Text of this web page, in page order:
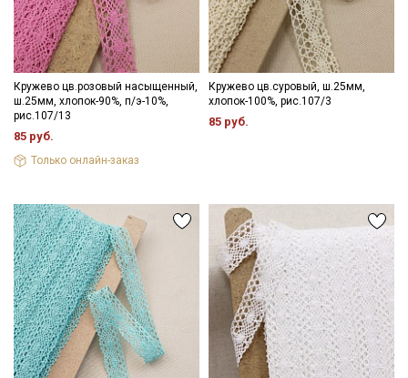
Кружево цв.розовый насыщенный,
ш.25мм, хлопок-90%, п/э-10%,
рис.107/13
85 руб.
Только онлайн-заказ
Кружево цв.суровый, ш.25мм,
хлопок-100%, рис.107/3
85 руб.